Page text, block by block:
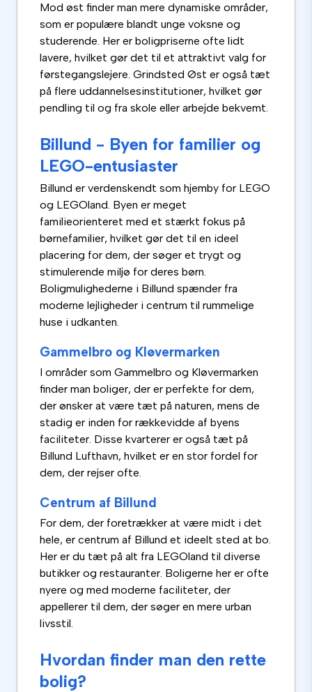
Mod øst finder man mere dynamiske områder,
som er populære blandt unge voksne og
studerende. Her er boligpriserne ofte lidt
lavere, hvilket gør det til et attraktivt valg for
førstegangslejere. Grindsted Øst er også tæt
på flere uddannelsesinstitutioner, hvilket gør
pendling til og fra skole eller arbejde bekvemt.
Billund - Byen for familier og
LEGO-entusiaster
Billund er verdenskendt som hjemby for LEGO
og LEGOland. Byen er meget
familieorienteret med et stærkt fokus på
børnefamilier, hvilket gør det til en ideel
placering for dem, der søger et trygt og
stimulerende miljø for deres børn.
Boligmulighederne i Billund spænder fra
moderne lejligheder i centrum til rummelige
huse i udkanten.
Gammelbro og Kløvermarken
I områder som Gammelbro og Kløvermarken
finder man boliger, der er perfekte for dem,
der ønsker at være tæt på naturen, mens de
stadig er inden for rækkevidde af byens
faciliteter. Disse kvarterer er også tæt på
Billund Lufthavn, hvilket er en stor fordel for
dem, der rejser ofte.
Centrum af Billund
For dem, der foretrækker at være midt i det
hele, er centrum af Billund et ideelt sted at bo.
Her er du tæt på alt fra LEGOland til diverse
butikker og restauranter. Boligerne her er ofte
nyere og med moderne faciliteter, der
appellerer til dem, der søger en mere urban
livsstil.
Hvordan finder man den rette
bolig?